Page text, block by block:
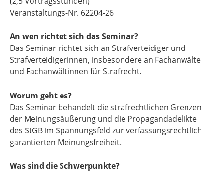
Veranstaltungs-Nr. 62204-26
An wen richtet sich das Seminar?
Das Seminar richtet sich an Strafverteidiger und
Strafverteidigerinnen, insbesondere an Fachanwälte
und Fachanwältinnen für Strafrecht.
Worum geht es?
Das Seminar behandelt die strafrechtlichen Grenzen
der Meinungsäußerung und die Propagandadelikte
des StGB im Spannungsfeld zur verfassungsrechtlich
garantierten Meinungsfreiheit.
Was sind die Schwerpunkte?